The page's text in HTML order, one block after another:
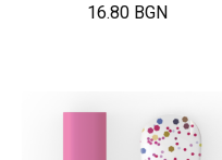
16.80 BGN